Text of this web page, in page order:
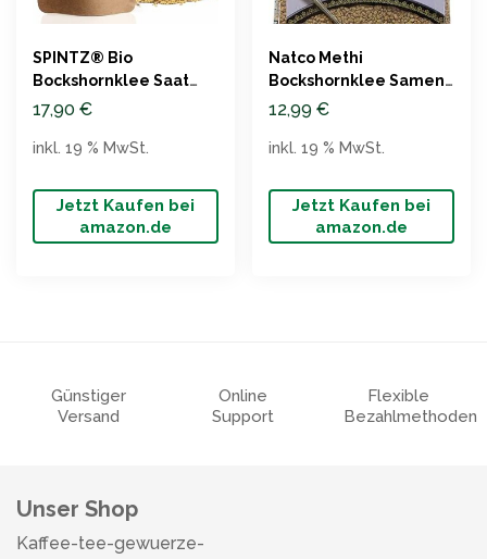
SPINTZ® Bio
Bockshornklee Saat
1000g – Vegan
17,90 €
Jetzt Kaufen bei
amazon.de
inkl. 19 % MwSt.
Natco Methi
Bockshornklee Samen,
400g
12,99 €
Jetzt Kaufen bei
amazon.de
inkl. 19 % MwSt.
Günstiger
Versand
Online
Support
Flexible
Bezahlmethoden
Unser Shop
Kaffee-tee-gewuerze-